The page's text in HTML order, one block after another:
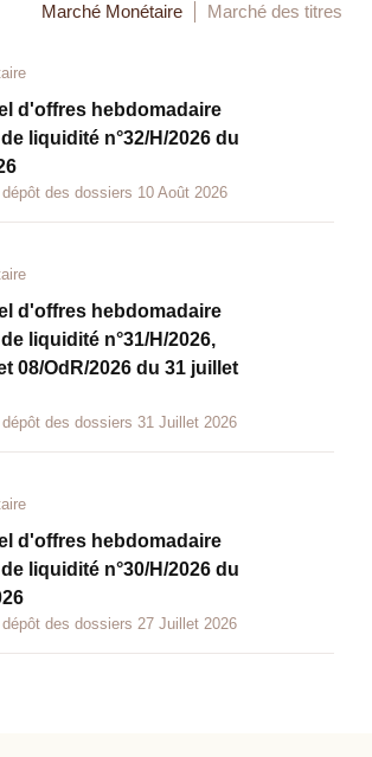
Marché Monétaire Marché des titres
d'offres hebdomadaire
liquidité n°32/H/2026 du
des dossiers 10 Août 2026
d'offres hebdomadaire
liquidité n°31/H/2026,
08/OdR/2026 du 31 juillet
des dossiers 31 Juillet 2026
d'offres hebdomadaire
liquidité n°30/H/2026 du
des dossiers 27 Juillet 2026